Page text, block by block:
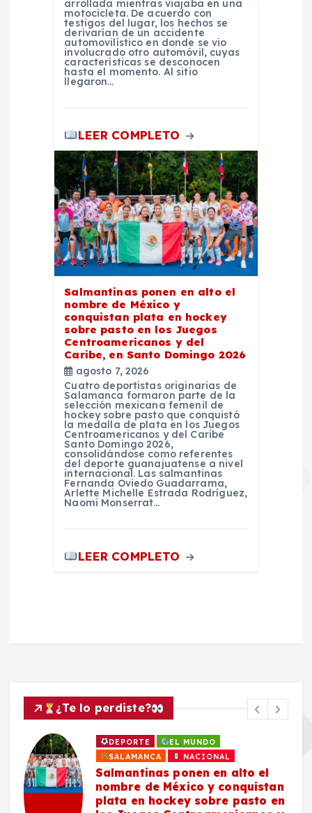
arrollada mientras viajaba en una
motocicleta. De acuerdo con
testigos del lugar, los hechos se
derivarían de un accidente
automovilístico en donde se vio
involucrado otro automóvil, cuyas
características se desconocen
hasta el momento. Al sitio
llegaron…
LEER COMPLETO
Salmantinas ponen en alto el
nombre de México y
conquistan plata en hockey
sobre pasto en los Juegos
Centroamericanos y del
Caribe, en Santo Domingo 2026
agosto 7, 2026
Cuatro deportistas originarias de
Salamanca formaron parte de la
selección mexicana femenil de
hockey sobre pasto que conquistó
la medalla de plata en los Juegos
Centroamericanos y del Caribe
Santo Domingo 2026,
consolidándose como referentes
del deporte guanajuatense a nivel
internacional. Las salmantinas
Fernanda Oviedo Guadarrama,
Arlette Michelle Estrada Rodríguez,
Naomi Monserrat…
LEER COMPLETO
¿Te lo perdiste?
DEPORTE
EL MUNDO
SALAMANCA
NACIONAL
Salmantinas ponen en alto el
nombre de México y conquistan
plata en hockey sobre pasto en